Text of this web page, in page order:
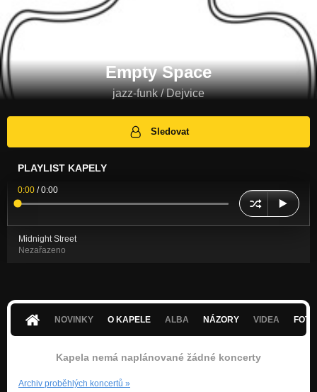
Empty Space
jazz-funk / Dejvice
Sledovat
PLAYLIST KAPELY
0:00 /0:00
Midnight Street
Nezařazeno
NOVINKY O KAPELE ALBA NÁZORY VIDEA
Kapela nemá naplánované žádné koncerty
Archiv proběhlých koncertů »